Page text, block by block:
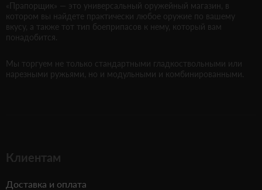
«Прапорщик» — это универсальный оружейный магазин, в
котором вы найдете практически любое оружие по вашему
вкусу, а также тот тип боеприпасов к нему, который вам
понадобится.
Мы торгуем не только стандартными гладкоствольными или
нарезными ружьями, но и модульными и комбинированными.
Клиентам
Доставка и оплата